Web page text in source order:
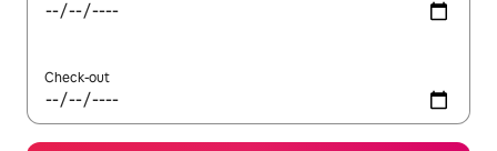
Check-out